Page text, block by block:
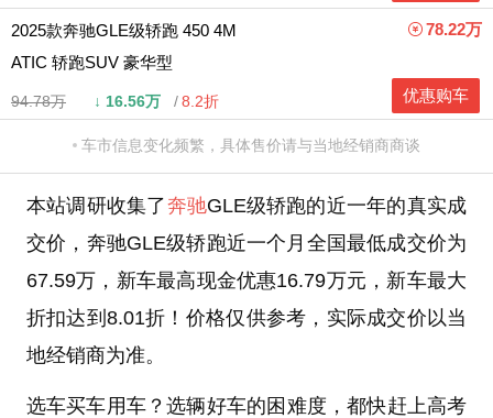
2025款奔驰GLE级轿跑 450 4M
ATIC 轿跑SUV 豪华型
94.78万 ↓ 16.56万 8.2折
78.22万
优惠购车
车市信息变化频繁，具体售价请与当地经销商商谈
本站调研收集了奔驰GLE级轿跑的近一年的真实成
交价，奔驰GLE级轿跑近一个月全国最低成交价为
67.59万，新车最高现金优惠16.79万元，新车最大
折扣达到8.01折！价格仅供参考，实际成交价以当
地经销商为准。
选车买车用车？选辆好车的困难度，都快赶上高考